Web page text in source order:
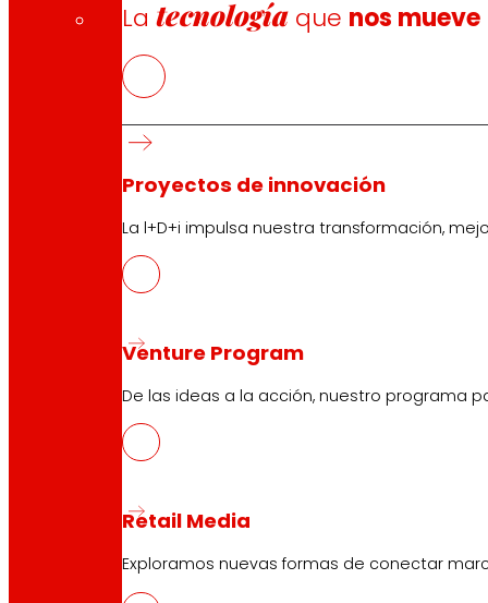
Latecnología que nos mueve
Proyectos de innovación
La l+D+i impulsa nuestra transformación,
Venture Program
De las ideas a la acción, nuestro programa
Retail Media
Exploramos nuevas formas de conectar
Innovación
Tiendas EROSKI
Buscador de tiendas
Supermercado Online
Descanso
Electrodomésticos
Financiación
Tarjeta EROSKI club Mastercard
Atención al Cliente